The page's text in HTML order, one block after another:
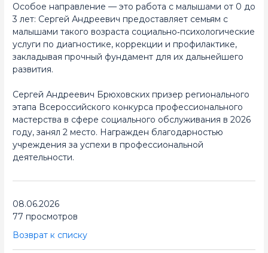
Особое направление — это работа с малышами от 0 до
3 лет: Сергей Андреевич предоставляет семьям с
малышами такого возраста социально‑психологические
услуги по диагностике, коррекции и профилактике,
закладывая прочный фундамент для их дальнейшего
развития.
Сергей Андреевич Брюховских призер регионального
этапа Всероссийского конкурса профессионального
мастерства в сфере социального обслуживания в 2026
году, занял 2 место. Награжден благодарностью
учреждения за успехи в профессиональной
деятельности.
08.06.2026
77 просмотров
Возврат к списку